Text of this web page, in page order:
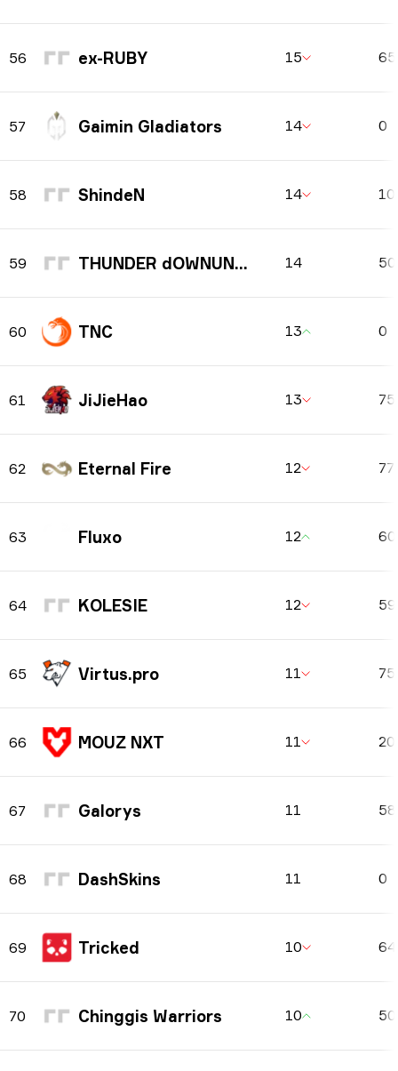
56 ex-RUBY 15
57 Gaimin Gladiators 14 0
58 ShindeN 14
59 THUNDER dOWNUNDER 14
60 TNC 13 0
61 JiJieHao 13
62 Eternal Fire 12
63 Fluxo 12
64 KOLESIE 12
65 Virtus.pro 11
66 MOUZ NXT 11
67 Galorys 11
68 DashSkins 11 0
69 Tricked 10
70 Chinggis Warriors 10